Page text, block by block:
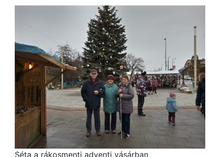
Séta a rákosmenti adventi vásárban